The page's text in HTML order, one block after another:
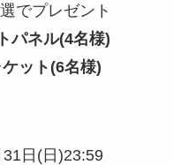
でプレゼント
パネル(4名様)
ット(6名様)
日(日)23:59